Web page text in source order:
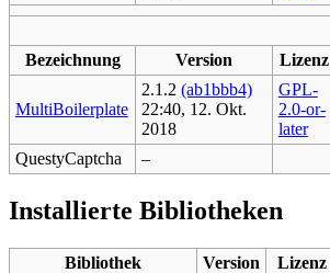
Bezeichnung
Version Lizenz
MultiBoilerplate
2.1.2 (ab1bbb4)
22:40, 12. Okt.
2018
GPL-
2.0-or-
later
QuestyCaptcha –
Installierte Bibliotheken
Bibliothek Version Lizenz